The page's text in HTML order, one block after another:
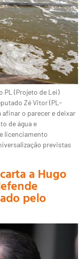
PL (Projeto de Lei)
Zé Vitor (PL-
afinar o parecer e deixar
de água e
licenciamento
previstas
a Hugo
pelo